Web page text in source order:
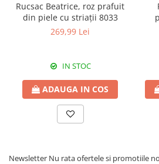
Rucsac Beatrice, roz prafuit
din piele cu striații 8033
269,99 Lei
IN STOC
ADAUGA IN COS
Newsletter Nu rata ofertele si promotiile